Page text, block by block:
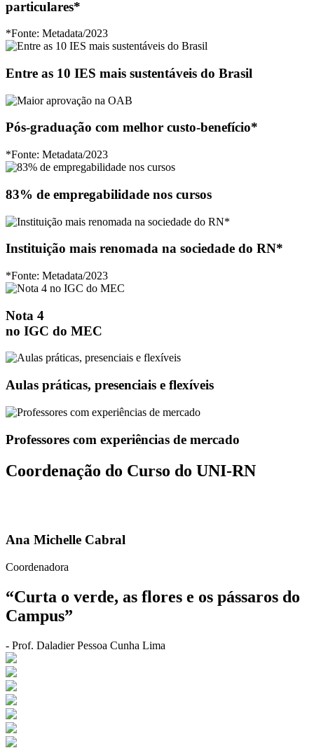
particulares*
*Fonte: Metadata/2023
Entre as 10 IES mais sustentáveis do Brasil
Pós-graduação com melhor custo-benefício*
*Fonte: Metadata/2023
83% de empregabilidade nos cursos
Instituição mais renomada na sociedade do RN*
*Fonte: Metadata/2023
Nota 4
no IGC do MEC
Aulas práticas, presenciais e flexíveis
Professores com experiências de mercado
Coordenação do Curso do UNI-RN
Ana Michelle Cabral
Coordenadora
“Curta o verde, as flores e os pássaros do
Campus”
- Prof. Daladier Pessoa Cunha Lima